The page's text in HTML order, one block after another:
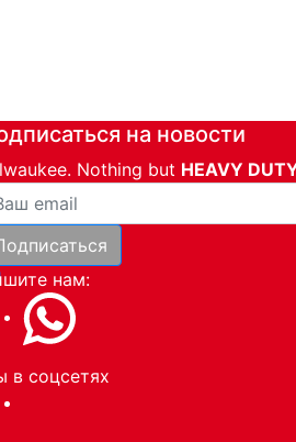
на новости
Nothing but HEAVY
почта
нам:
в соцсетях